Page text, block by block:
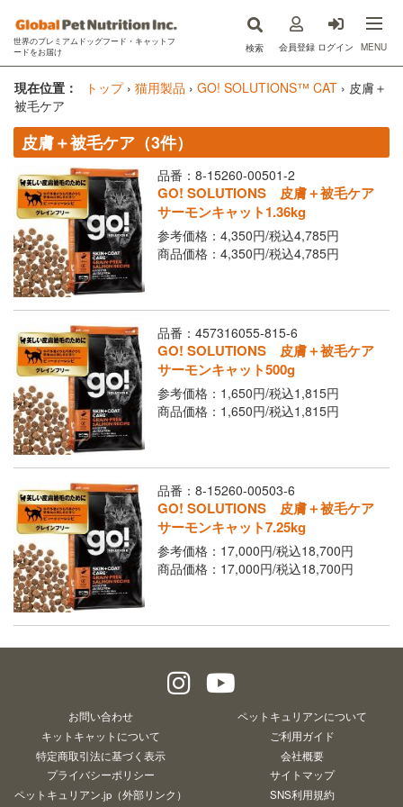
世界のプレミアムドッグフード・キャットフ
ードをお届け
検索 会員登録 ログイン
now fresh(ナウフレッシュ)
GO!SOLUTIONS(ゴー)
キットキャット
フードを探す
オンライン購入
コラム
原材料ハンドブック
Instagram
Youtubeチャネル
よくあるご質問 お問い合わせ
MENU
現在位置： トップ› 猫用製品 › GO! SOLUTIONS™ CAT › 皮膚＋
被毛ケア
皮膚＋被毛ケア（3件）
品番：8-15260-00501-2
GO! SOLUTIONS 皮膚＋被毛ケア
サーモンキャット1.36kg
参考価格：4,350円/税込4,785円
商品価格：4,350円/税込4,785円
品番：457316055-815-6
GO! SOLUTIONS 皮膚＋被毛ケア
サーモンキャット500g
参考価格：1,650円/税込1,815円
商品価格：1,650円/税込1,815円
品番：8-15260-00503-6
GO! SOLUTIONS 皮膚＋被毛ケア
サーモンキャット7.25kg
参考価格：17,000円/税込18,700円
商品価格：17,000円/税込18,700円
お問い合わせ
ペットキュリアンについて
キットキャットについて
ご利用ガイド
特定商取引法に基づく表示
会社概要
プライバシーポリシー
サイトマップ
ペットキュリアン.jp（外部リンク）
SNS利用規約